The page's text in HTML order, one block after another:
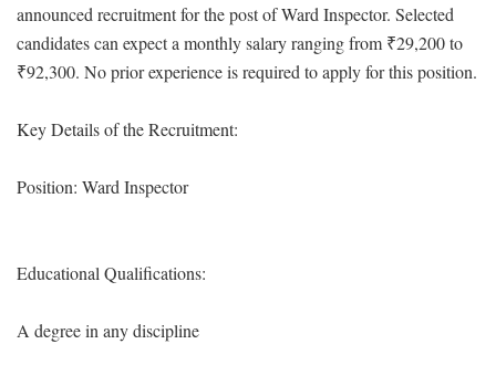
announced recruitment for the post of Ward Inspector. Selected
candidates can expect a monthly salary ranging from ₹29,200 to
₹92,300. No prior experience is required to apply for this position.
Key Details of the Recruitment:
Position: Ward Inspector
Educational Qualifications:
A degree in any discipline